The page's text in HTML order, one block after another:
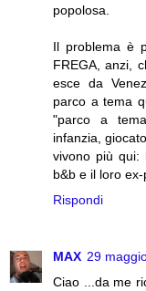
popolosa.
Il problema è
FREGA, anzi,
esce da
parco a tema
"parco a
infanzia,
vivono più qui:
b&b e il loro
Rispondi
MAX 29
Ciao ...da me